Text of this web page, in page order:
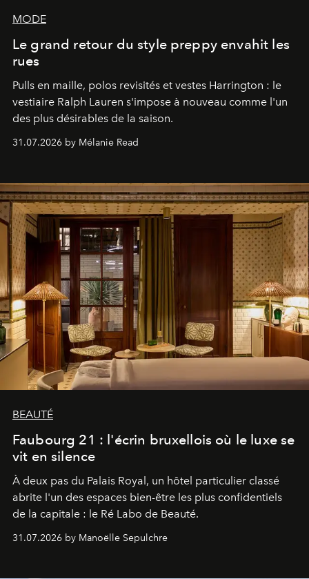
MODE
Le grand retour du style preppy envahit les
rues
Pulls en maille, polos revisités et vestes Harrington : le
vestiaire Ralph Lauren s'impose à nouveau comme l'un
des plus désirables de la saison.
31.07.2026 by Mélanie Read
BEAUTÉ
Faubourg 21 : l'écrin bruxellois où le luxe se
vit en silence
À deux pas du Palais Royal, un hôtel particulier classé
abrite l'un des espaces bien-être les plus confidentiels
de la capitale : le Ré Labo de Beauté.
31.07.2026 by Manoëlle Sepulchre